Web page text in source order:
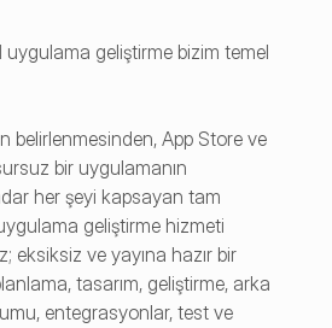
uygulama geliştirme bizim temel
belirlenmesinden, App Store ve
bir uygulamanın
her şeyi kapsayan tam
geliştirme hizmeti
eksiksiz ve yayına hazır bir
tasarım, geliştirme, arka
entegrasyonlar, test ve